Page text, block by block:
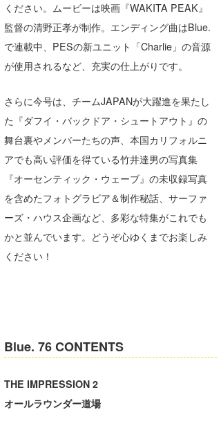
ください。ムービーは映画『WAKITA PEAK』
監督の清野正孝が制作。エンディング曲はBlue.
で連載中、PESの新ユニット「Charlie」の音源
が使用されるなど、充実の仕上がりです。
さらに今号は、チームJAPANが大躍進を果たし
た『ダフイ・バックドア・シュートアウト』の
舞台裏やメンバーたちの声、本国カリフォルニ
アでも高い評価を得ている竹井達男の写真集
『オーセンティック・ウェーブ』の未収録写真
を含めたフォトグラビア＆制作秘話、サーファ
ーズ・ハウス企画など、多彩な特集がこれでも
かと並んでいます。どうぞ心ゆくまでお楽しみ
ください！
Blue. 76 CONTENTS
THE IMPRESSION 2
オールラウンダー道場
DELTA FORCE SURF
CBA Films
進士剛光
田原啓江
NOBUFUKU
大野”MAR”修聖
喜納海人
Aichan
chan-U
G◎Da
H
KID
KY
Soulman
VAGY